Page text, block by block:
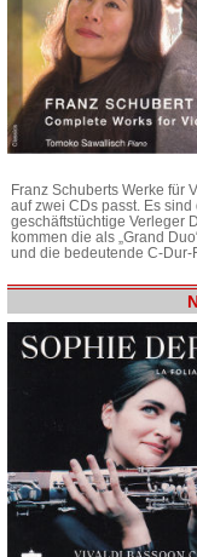
Franz Schuberts Werke für
auf zwei CDs passt. Es
geschäftstüchtige Verleger
kommen die als „Grand
und die bedeutende C-Dur-